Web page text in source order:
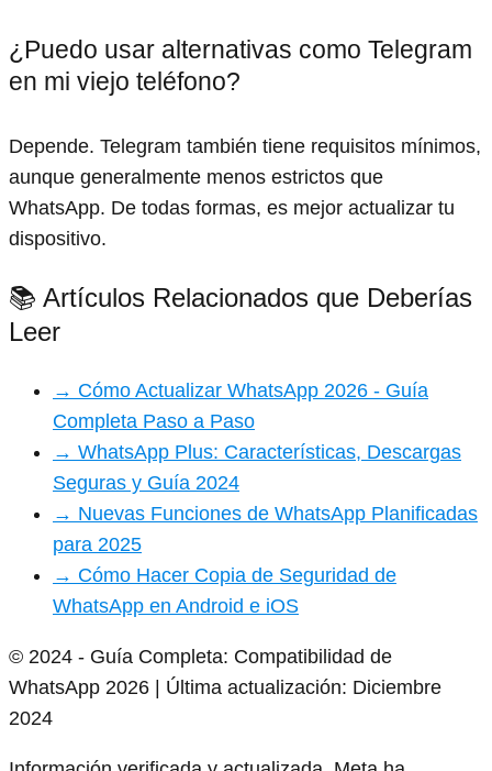
¿Puedo usar alternativas como Telegram
en mi viejo teléfono?
Depende. Telegram también tiene requisitos mínimos,
aunque generalmente menos estrictos que
WhatsApp. De todas formas, es mejor actualizar tu
dispositivo.
📚 Artículos Relacionados que Deberías
Leer
→ Cómo Actualizar WhatsApp 2026 - Guía
Completa Paso a Paso
→ WhatsApp Plus: Características, Descargas
Seguras y Guía 2024
→ Nuevas Funciones de WhatsApp Planificadas
para 2025
→ Cómo Hacer Copia de Seguridad de
WhatsApp en Android e iOS
© 2024 - Guía Completa: Compatibilidad de
WhatsApp 2026 | Última actualización: Diciembre
2024